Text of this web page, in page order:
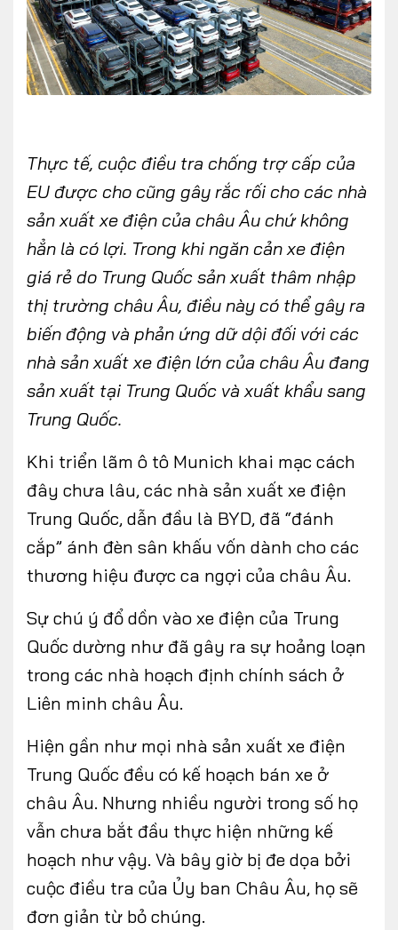
Thực tế, cuộc điều tra chống trợ cấp của
EU được cho cũng gây rắc rối cho các nhà
sản xuất xe điện của châu Âu chứ không
hẳn là có lợi. Trong khi ngăn cản xe điện
giá rẻ do Trung Quốc sản xuất thâm nhập
thị trường châu Âu, điều này có thể gây ra
biến động và phản ứng dữ dội đối với các
nhà sản xuất xe điện lớn của châu Âu đang
sản xuất tại Trung Quốc và xuất khẩu sang
Trung Quốc.
Khi triển lãm ô tô Munich khai mạc cách
đây chưa lâu, các nhà sản xuất xe điện
Trung Quốc, dẫn đầu là BYD, đã “đánh
cắp” ánh đèn sân khấu vốn dành cho các
thương hiệu được ca ngợi của châu Âu.
Sự chú ý đổ dồn vào xe điện của Trung
Quốc dường như đã gây ra sự hoảng loạn
trong các nhà hoạch định chính sách ở
Liên minh châu Âu.
Hiện gần như mọi nhà sản xuất xe điện
Trung Quốc đều có kế hoạch bán xe ở
châu Âu. Nhưng nhiều người trong số họ
vẫn chưa bắt đầu thực hiện những kế
hoạch như vậy. Và bây giờ bị đe dọa bởi
cuộc điều tra của Ủy ban Châu Âu, họ sẽ
đơn giản từ bỏ chúng.